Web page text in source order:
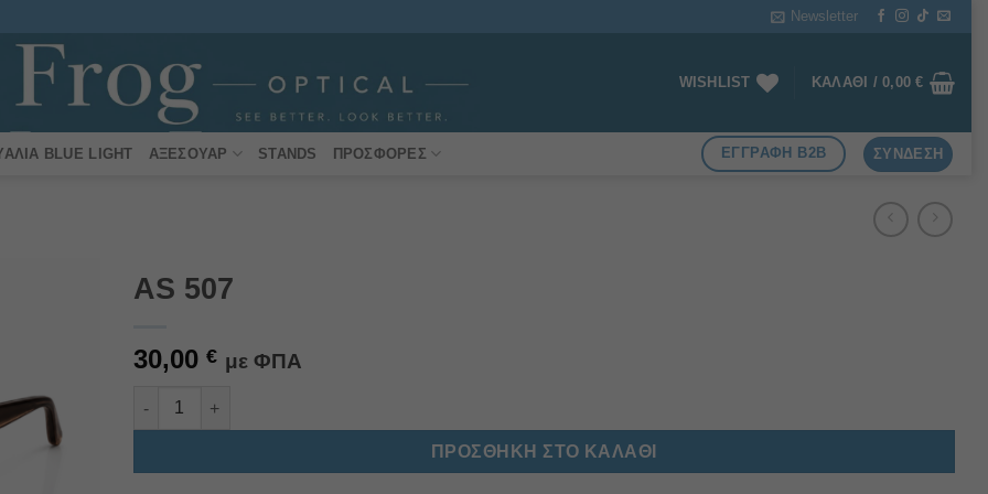
Newsletter
WISHLIST ΚΑΛΆΘΙ /0,00€
BLUE LIGHT ΑΞΕΣΟΥΆΡ STANDS ΠΡΟΣΦΟΡΈΣ ΕΓΓΡΑΦΗ B2B ΣΎΝΔΕΣΗ
επιθυμιών
AS 507
30,00 € με ΦΠΑ
AS 507 ποσότητα
ΠΡΟΣΘΉΚΗ ΣΤΟ ΚΑΛΆΘΙ
Alternative: